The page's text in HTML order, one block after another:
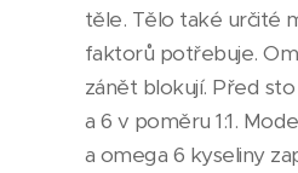
těle. Tělo také určité
faktorů potřebuje.
zánět blokují. Před
a 6 v poměru 1:1.
a omega 6 kyseliny